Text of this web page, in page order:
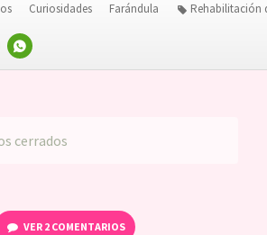
WHATSAPP
Curiosidades Farándula Rehabilitación
cerrados
VER 2 COMENTARIOS